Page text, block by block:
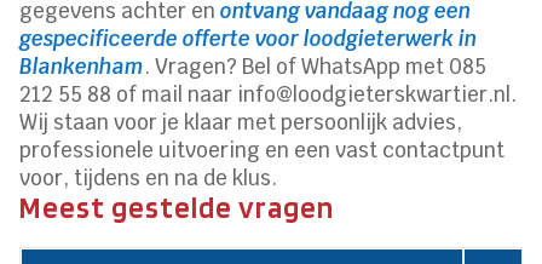
gegevens achter enontvang vandaag nog een
gespecificeerde offerte voor loodgieterwerk in
Blankenham. Vragen? Bel of WhatsApp met 085
212 55 88 of mail naar info@loodgieterskwartier.nl.
Wij staan voor je klaar met persoonlijk advies,
professionele uitvoering en een vast contactpunt
voor, tijdens en na de klus.
Meest gestelde vragen